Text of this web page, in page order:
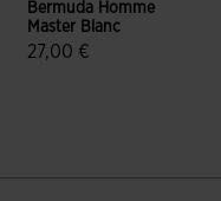
Bermuda Homme
Master Blanc
27,00 €